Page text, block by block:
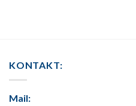
KONTAKT:
Mail: